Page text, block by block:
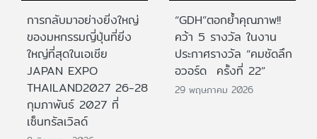
การกลับมาอย่างยิ่งใหญ่
ของมหกรรมญี่ปุ่นที่ยิ่ง
ใหญ่ที่สุดในเอเชีย
JAPAN EXPO
THAILAND2027 26-28
กุมภาพันธ์ 2027 ที่
เซ็นทรัลเวิลด์
“GDH”ตอกย้ำคุณภาพ!!
คว้า 5 รางวัล ในงาน
ประกาศรางวัล “คมชัดลึก
อวอร์ด ครั้งที่ 22”
29 พฤษภาคม 2026